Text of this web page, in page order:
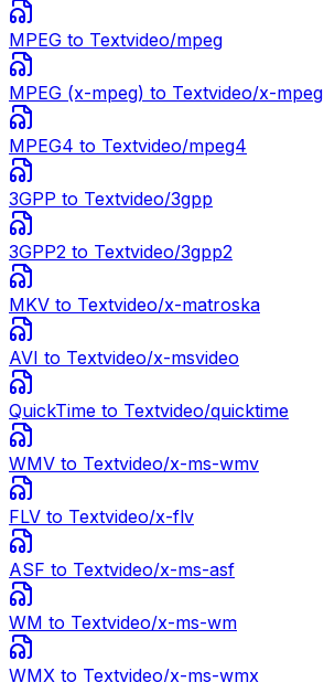
MPEG to Textvideo/mpeg
MPEG (x-mpeg) to Textvideo/x-mpeg
MPEG4 to Textvideo/mpeg4
3GPP to Textvideo/3gpp
3GPP2 to Textvideo/3gpp2
MKV to Textvideo/x-matroska
AVI to Textvideo/x-msvideo
QuickTime to Textvideo/quicktime
WMV to Textvideo/x-ms-wmv
FLV to Textvideo/x-flv
ASF to Textvideo/x-ms-asf
WM to Textvideo/x-ms-wm
WMX to Textvideo/x-ms-wmx